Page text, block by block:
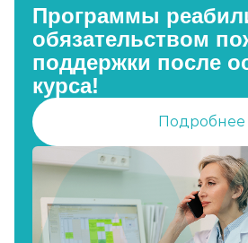
Программы
обязательством
поддержки после
курса!
Подробнее